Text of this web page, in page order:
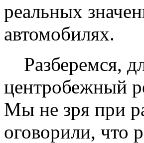
реальных
автомобилях.
Разберемся,
центробежный
Мы не зря при
оговорили, что